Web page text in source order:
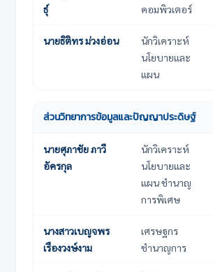
ธ์ุ
คอมพิวเตอร์
นายธิติทร ม่วงอ่อน
นักวิเคราะห์
นโยบายและ
แผน
ส่วนวิทยาการข้อมูลและปัญญาประดิษฐ์
ชื่อ-นามสกุล ตำแหน่ง เบอร์โทรภายใน
นายศุภาชัย ภาวี
อัครกุล
นักวิเคราะห์
นโยบายและ
แผน ชำนาญ
การพิเศษ
นางสาวเบญจพร
เรืองวงษ์งาม
เศรษฐกร
ชำนาญการ